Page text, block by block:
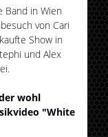
Band in Wien
von Cari
Show in
und Alex
wohl
"White